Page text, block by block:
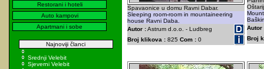
Restorani i hoteli
Auto kampovi
Apartmani i sobe
Najnoviji članci
Srednji Velebit
Sjeverni Velebit
Spavaonice u domu Ravni Dabar.
Sleeping room-room in mountaineering
house Ravni Daba.
Autor :Astrum d.o.o. - Ludbreg
Broj klikova : 825 Com : 0
Autor
Broj